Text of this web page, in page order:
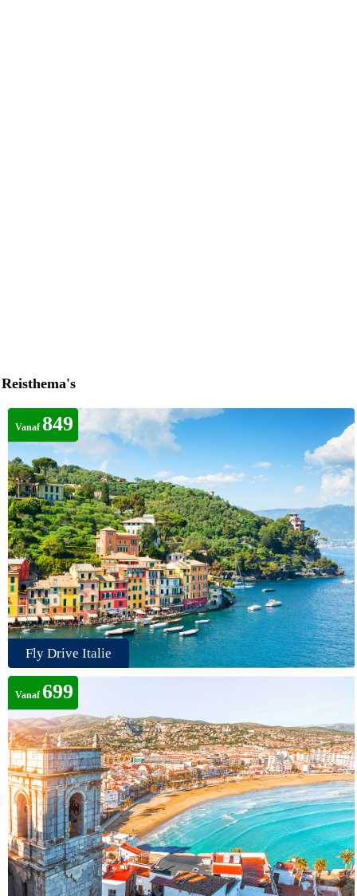
Reisthema's
Vanaf849
Fly Drive Italie
Vanaf 699